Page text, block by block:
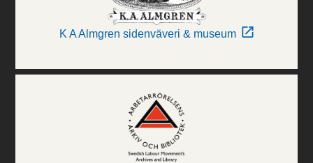
K A Almgren sidenväveri & museum